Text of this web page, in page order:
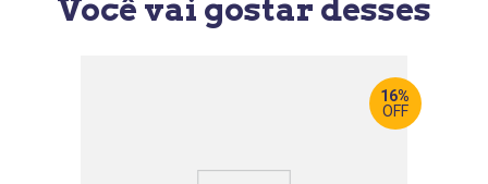
Você vai gostar desses
16%
OFF